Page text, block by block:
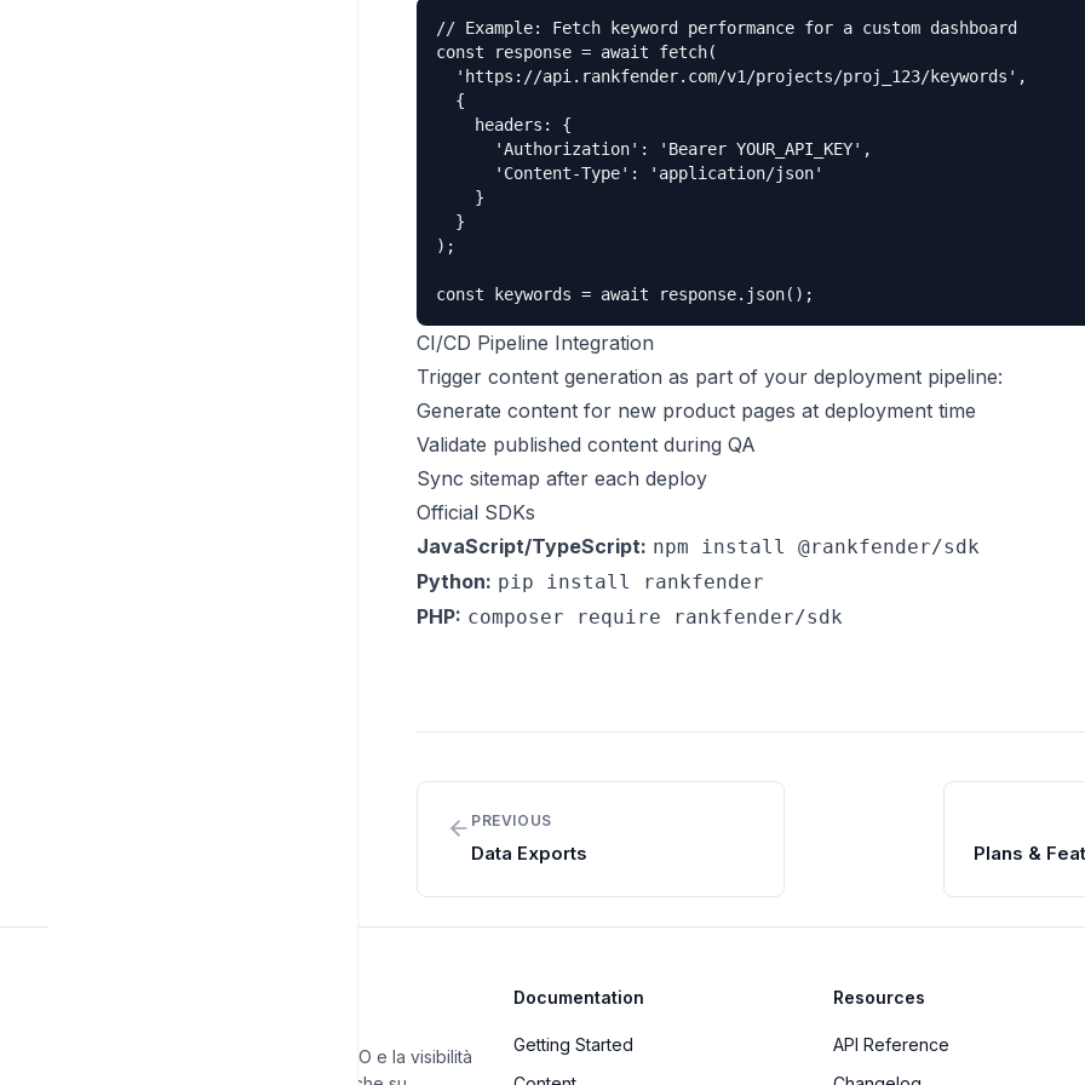
// Example: Fetch keyword performance for a custom dashboard
const response = await fetch(
  'https://api.rankfender.com/v1/projects/proj_123/keywords',
  {
    headers: {
      'Authorization': 'Bearer YOUR_API_KEY',
      'Content-Type': 'application/json'
    }
  }
);
const keywords = await response.json();
CI/CD Pipeline Integration
Trigger content generation as part of your deployment pipeline:
Generate content for new product pages at deployment time
Validate published content during QA
Sync sitemap after each deploy
Official SDKs
JavaScript/TypeScript: npm install @rankfender/sdk
Python: pip install rankfender
PHP: composer require rankfender/sdk
PREVIOUS
Data Exports Plans &
Automatizza il tuo SEO e la visibilità
Documentation
Getting Started
Resources
API Reference